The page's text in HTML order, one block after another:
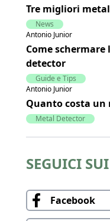
Tre migliori
News
Antonio Junior
Come schermare
detector
Guide e Tips
Antonio Junior
Quanto costa
Metal Detector
SEGUICI
Facebook